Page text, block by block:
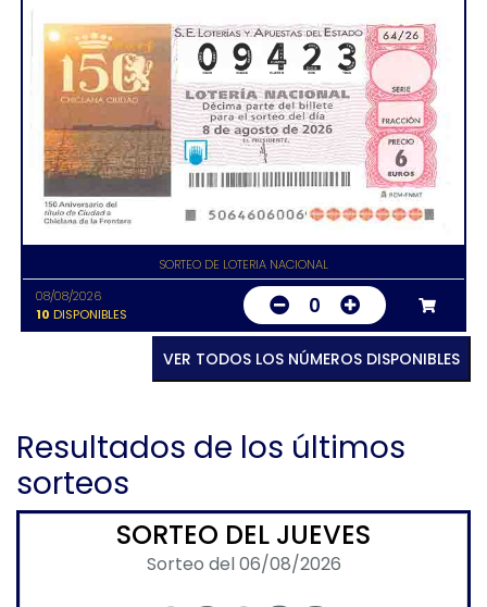
SORTEO DE LOTERIA NACIONAL
08/08/2026
10 DISPONIBLES 0
VER TODOS LOS NÚMEROS DISPONIBLES
Resultados de los últimos
sorteos
SORTEO DEL JUEVES
Sorteo del 06/08/2026